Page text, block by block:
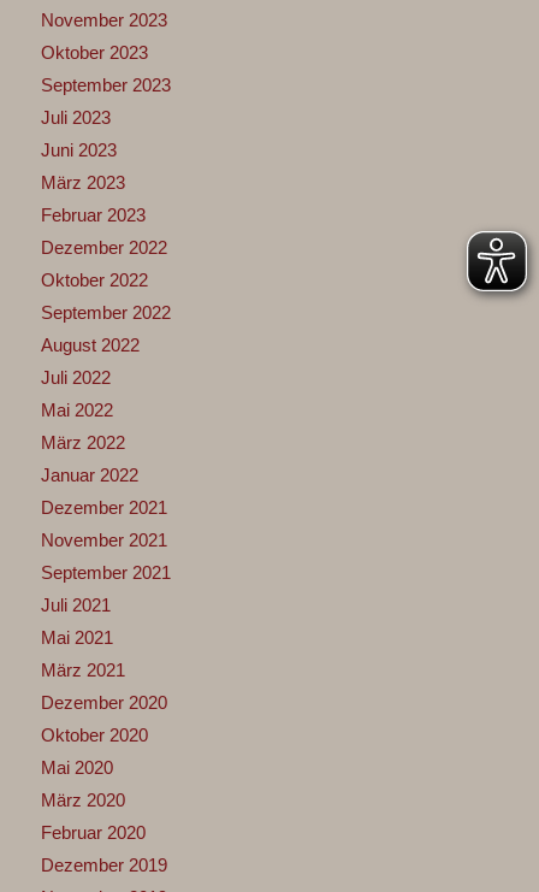
November 2023
Oktober 2023
September 2023
Juli 2023
Juni 2023
März 2023
Februar 2023
Dezember 2022
Oktober 2022
September 2022
August 2022
Juli 2022
Mai 2022
März 2022
Januar 2022
Dezember 2021
November 2021
September 2021
Juli 2021
Mai 2021
März 2021
Dezember 2020
Oktober 2020
Mai 2020
März 2020
Februar 2020
Dezember 2019